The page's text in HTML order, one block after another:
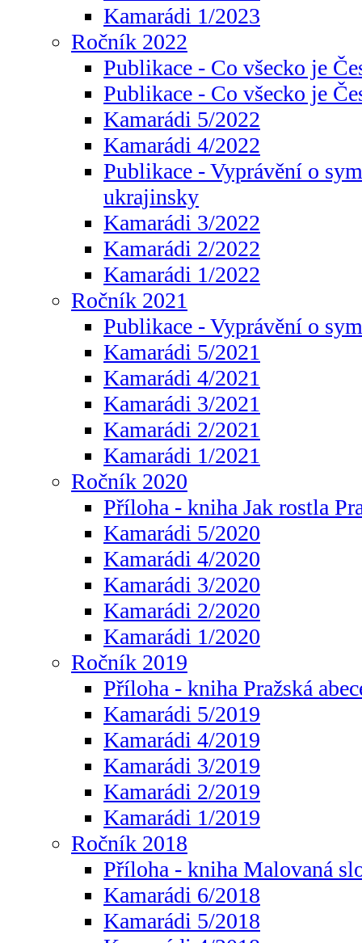
Kamarádi 1/2023
Ročník 2022
Publikace - Co všecko je
Publikace - Co všecko je
Kamarádi 5/2022
Kamarádi 4/2022
Publikace - Vyprávění o
ukrajinsky
Kamarádi 3/2022
Kamarádi 2/2022
Kamarádi 1/2022
Ročník 2021
Publikace - Vyprávění o
Kamarádi 5/2021
Kamarádi 4/2021
Kamarádi 3/2021
Kamarádi 2/2021
Kamarádi 1/2021
Ročník 2020
Příloha - kniha Jak rostla
Kamarádi 5/2020
Kamarádi 4/2020
Kamarádi 3/2020
Kamarádi 2/2020
Kamarádi 1/2020
Ročník 2019
Příloha - kniha Pražská
Kamarádi 5/2019
Kamarádi 4/2019
Kamarádi 3/2019
Kamarádi 2/2019
Kamarádi 1/2019
Ročník 2018
Příloha - kniha Malovaná
Kamarádi 6/2018
Kamarádi 5/2018